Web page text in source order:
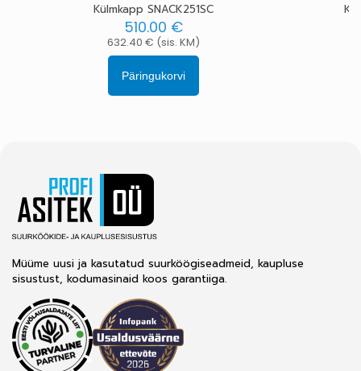
Külmkapp SNACK251SC
510.00 €
632.40 € (sis. KM)
Päringukorvi
Müüme uusi ja kasutatud suurköögiseadmeid, kaupluse
sisustust, kodumasinaid koos garantiiga.
®